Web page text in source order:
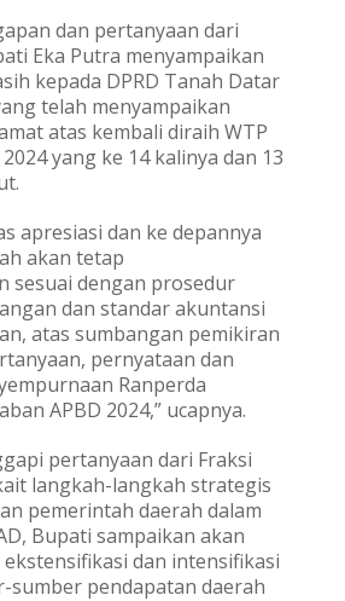
dan pertanyaan dari
Eka Putra menyampaikan
kepada DPRD Tanah Datar
telah menyampaikan
atas kembali diraih WTP
yang ke 14 kalinya dan 13
apresiasi dan ke depannya
akan tetap
sesuai dengan prosedur
dan standar akuntansi
atas sumbangan pemikiran
pernyataan dan
Ranperda
APBD 2024,” ucapnya.
pertanyaan dari Fraksi
langkah-langkah strategis
pemerintah daerah dalam
Bupati sampaikan akan
dan intensifikasi
sumber pendapatan daerah